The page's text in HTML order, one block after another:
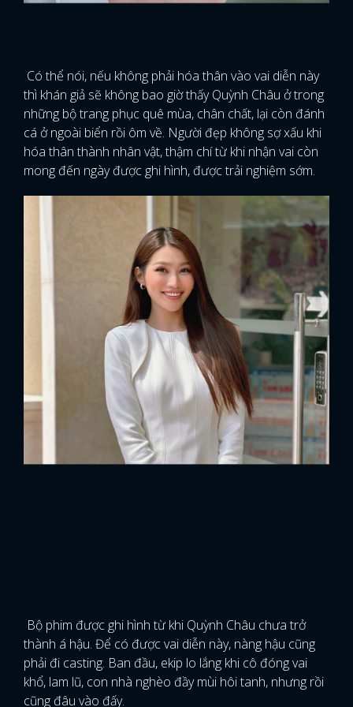
Có thể nói, nếu không phải hóa thân vào vai diễn này
thì khán giả sẽ không bao giờ thấy Quỳnh Châu ở trong
những bộ trang phục quê mùa, chân chất, lại còn đánh
cá ở ngoài biển rồi ôm về. Người đẹp không sợ xấu khi
hóa thân thành nhân vật, thậm chí từ khi nhận vai còn
mong đến ngày được ghi hình, được trải nghiệm sớm.
Bộ phim được ghi hình từ khi Quỳnh Châu chưa trở
thành á hậu. Để có được vai diễn này, nàng hậu cũng
phải đi casting. Ban đầu, ekip lo lắng khi cô đóng vai
khổ, lam lũ, con nhà nghèo đầy mùi hôi tanh, nhưng rồi
cũng đâu vào đấy.